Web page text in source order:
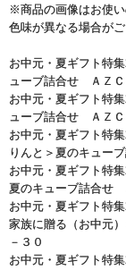
※商品の画像はお使い
色味が異なる場合がご
お中元・夏ギフト特
ューブ詰合せ ＡＺＣ
お中元・夏ギフト特
ューブ詰合せ ＡＺＣ
お中元・夏ギフト特
りんと＞夏のキュー
お中元・夏ギフト特
夏のキューブ詰合せ
お中元・夏ギフト特
家族に贈る（お中元）
－３０
お中元・夏ギフト特